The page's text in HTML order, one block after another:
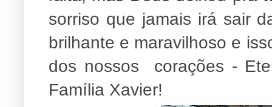
sorriso que jamais irá sair
brilhante e maravilhoso e
dos nossos corações -
Família Xavier!